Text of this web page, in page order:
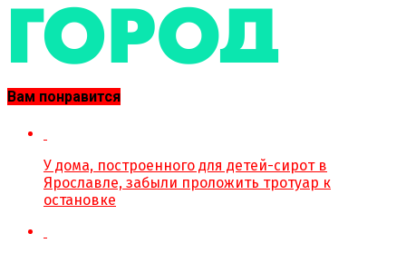
Вам понравится
У дома, построенного для детей-сирот в
Ярославле, забыли проложить тротуар к
остановке